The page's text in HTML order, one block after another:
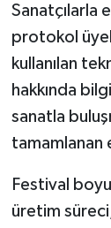
Sanatçılarla
protokol
kullanılan
hakkında
sanatla
tamamlanan
Festival
üretim